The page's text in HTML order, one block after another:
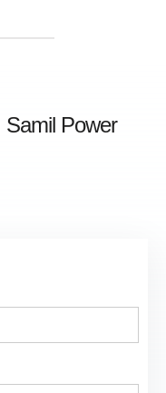
Samil Power